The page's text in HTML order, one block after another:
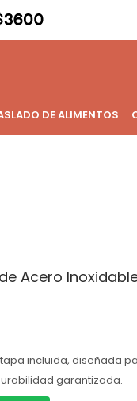
DE ALIMENTOS
Acero
incluida, diseñada
garantizada.